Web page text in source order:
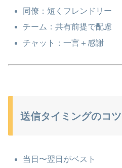
同僚：短くフレンドリー
チーム：共有前提で配慮
チャット：一言＋感謝
送信タイミングのコツ
当日〜翌日がベスト